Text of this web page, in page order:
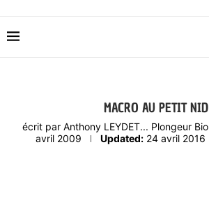
MACRO AU PETIT NID
écrit par Anthony LEYDET... Plongeur Bio
avril 2009
Updated: 24 avril 2016